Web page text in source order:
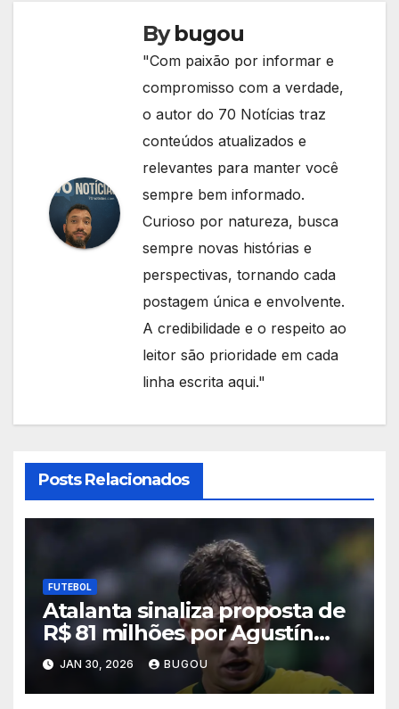
Bybugou
"Com paixão por informar e
compromisso com a verdade,
o autor do 70 Notícias traz
conteúdos atualizados e
relevantes para manter você
sempre bem informado.
Curioso por natureza, busca
sempre novas histórias e
perspectivas, tornando cada
postagem única e envolvente.
A credibilidade e o respeito ao
leitor são prioridade em cada
linha escrita aqui."
Posts Relacionados
FUTEBOL
Atalanta sinaliza proposta de
R$ 81 milhões por Agustín
Giay, e Palmeiras admite
negociar lateral
JAN 30, 2026 BUGOU